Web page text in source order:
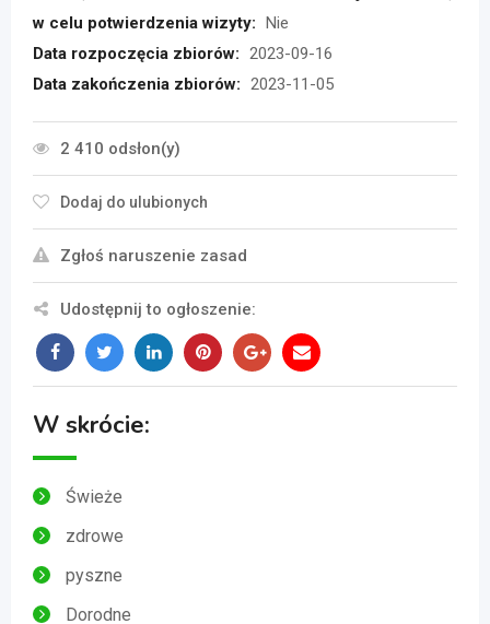
w celu potwierdzenia wizyty: Nie
Data rozpoczęcia zbiorów: 2023-09-16
Data zakończenia zbiorów: 2023-11-05
2 410 odsłon(y)
Dodaj do ulubionych
Zgłoś naruszenie zasad
Udostępnij to ogłoszenie:
W skrócie:
Świeże
zdrowe
pyszne
Dorodne